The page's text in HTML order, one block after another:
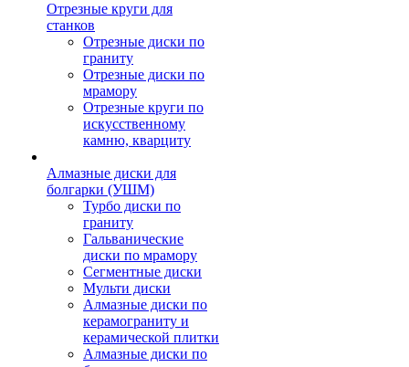
Отрезные круги для
станков
Отрезные диски по
граниту
Отрезные диски по
мрамору
Отрезные круги по
искусственному
камню, кварциту
Алмазные диски для
болгарки (УШМ)
Турбо диски по
граниту
Гальванические
диски по мрамору
Сегментные диски
Мульти диски
Алмазные диски по
керамограниту и
керамической плитки
Алмазные диски по